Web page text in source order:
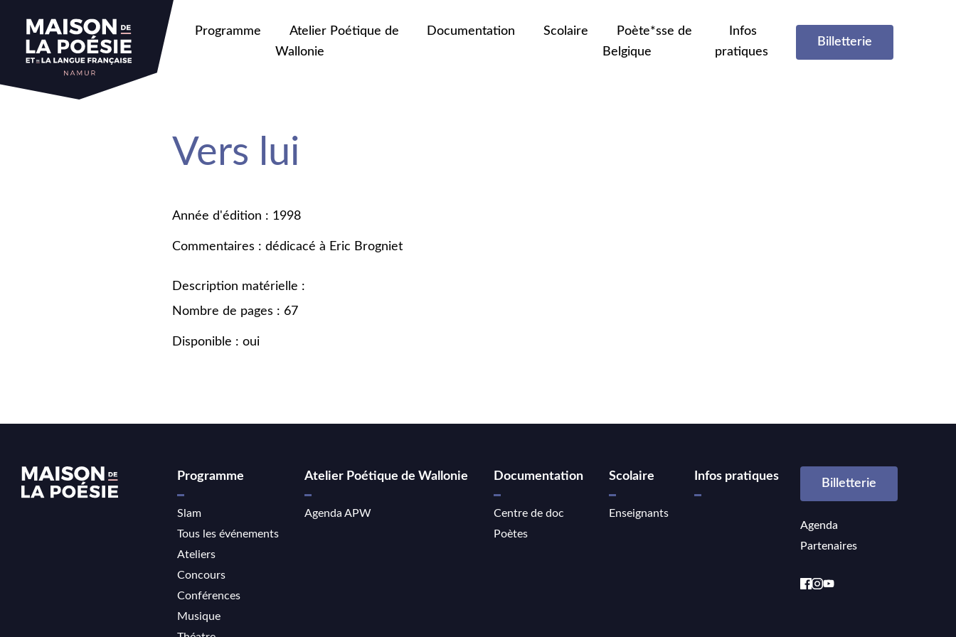
Programme
Atelier Poétique de
Wallonie
Documentation Scolaire
Poète*sse de
Belgique
Infos
pratiques
Billetterie
Vers lui
Année d'édition : 1998
Commentaires : dédicacé à Eric Brogniet
Description matérielle :
Nombre de pages : 67
Disponible : oui
Programme
Slam
Tous les événements
Ateliers
Concours
Conférences
Musique
Atelier Poétique de Wallonie
Agenda APW
Documentation
Centre de doc
Poètes
Scolaire
Enseignants
Infos pratiques
Billetterie
Agenda
Partenaires